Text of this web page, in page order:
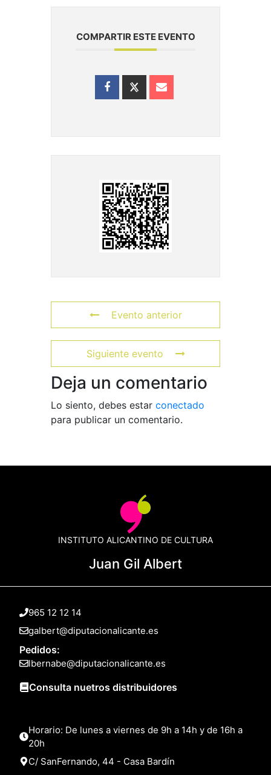
COMPARTIR ESTE EVENTO
Evento anterior
Siguiente evento
Deja un comentario
Lo siento, debes estar conectado
para publicar un comentario.
INSTITUTO ALICANTINO DE CULTURA
Juan Gil Albert
965 12 12 14
galbert@diputacionalicante.es
Pedidos:
lbernabe@diputacionalicante.es
Consulta nuetros distribuidores
Horario: De lunes a viernes de 9h a 14h y de 16h a
20h
C/ SanFernando, 44 - Casa Bardín